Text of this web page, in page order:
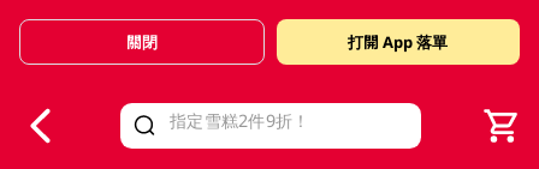
Valid Until 30 June 2026
關閉 打開 App 落單